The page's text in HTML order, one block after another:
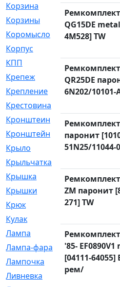
Корзина
[1]
Корзины
[159]
Коромысло
[6]
Корпус
КПП
Крепеж
[4]
Крепление
[23]
Крестовина
Кронштеин
[1]
Кронштейн
[59]
Крыло
[285]
Крыльчатка
Крышка
[151]
Крышки
[4]
Крюк
[1]
Кулак
Лампа
[128]
Лампа-фара
[4]
Лампочка
[209]
Ливневка
QG15DE
4M528] TW
QR25DE
6N202/10101-
паронит
51N25/11044-
ZM паронит
271] TW
'85-
[04111-64055]
рем/